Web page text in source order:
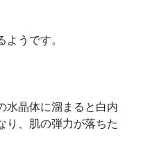
うです。
水晶体に溜まると白内
り、肌の弾力が落ちた